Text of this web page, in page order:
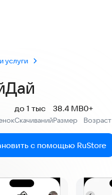
услуги
Скачиваний
до 1 тыс
Размер
38.4 MB
Возраст
0+
с помощью RuStore